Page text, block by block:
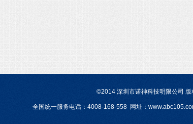
©2014 深圳市诺神科技明限公司 版
全国统一服务电话：4008-168-558 网址：